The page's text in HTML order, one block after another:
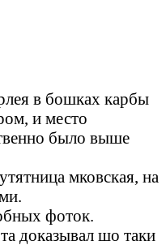
в бошках карбы
и место
было выше
мковская, на
фоток.
доказывал шо таки